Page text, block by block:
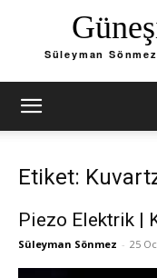
Süleyman
Etiket:
Piezo Elektrik |
Süleyman Sönmez - 25